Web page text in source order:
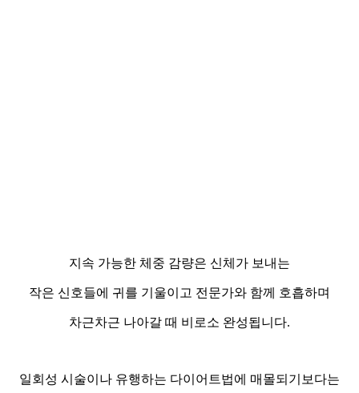
지속 가능한 체중 감량은 신체가 보내는
작은 신호들에 귀를 기울이고 전문가와 함께 호흡하며
차근차근 나아갈 때 비로소 완성됩니다.
일회성 시술이나 유행하는 다이어트법에 매몰되기보다는